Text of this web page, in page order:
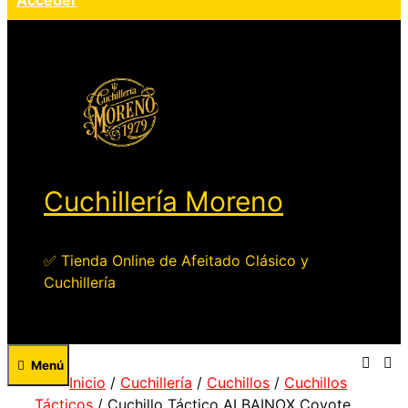
Cuchillería Moreno
✅ Tienda Online de Afeitado Clásico y
Cuchillería
Menú
Inicio / Cuchillería / Cuchillos / Cuchillos
Tácticos / Cuchillo Táctico ALBAINOX Coyote